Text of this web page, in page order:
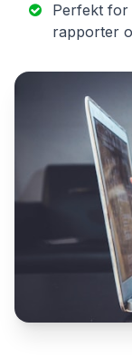
Perfekt for
rapporter